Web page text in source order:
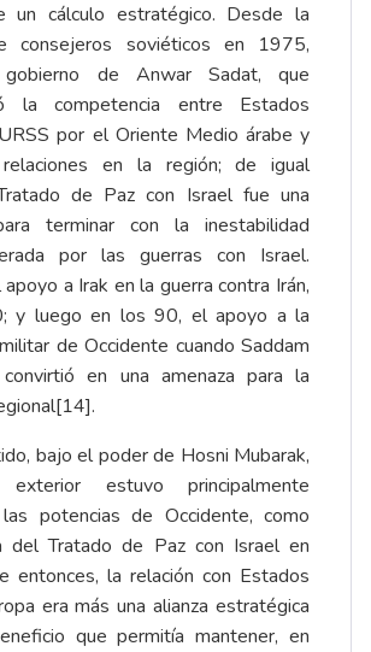
un cálculo estratégico. Desde la
consejeros soviéticos en 1975,
de Anwar Sadat, que
la competencia entre Estados
por el Oriente Medio árabe y
en la región; de igual
de Paz con Israel fue una
terminar con la inestabilidad
por las guerras con Israel.
a Irak en la guerra contra Irán,
y luego en los 90, el apoyo a la
de Occidente cuando Saddam
en una amenaza para la
[14].
bajo el poder de Hosni Mubarak,
estuvo principalmente
potencias de Occidente, como
del Tratado de Paz con Israel en
entonces, la relación con Estados
era más una alianza estratégica
que permitía mantener, en